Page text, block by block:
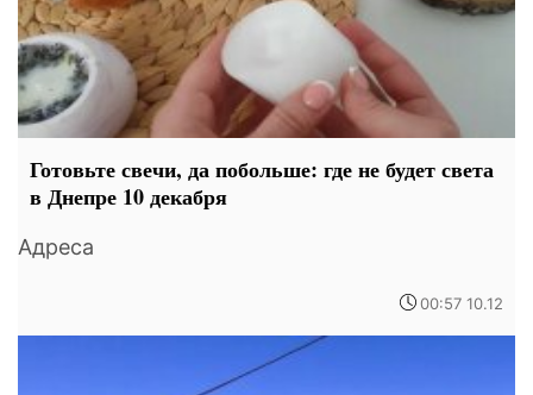
Готовьте свечи, да побольше: где не будет света
в Днепре 10 декабря
Адреса
00:57 10.12